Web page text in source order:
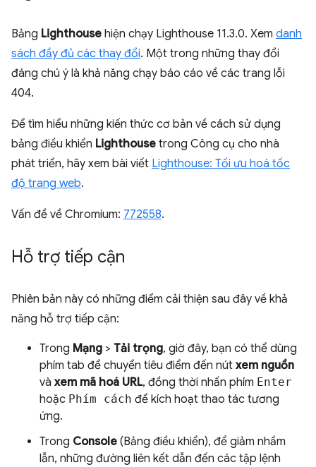
Bảng Lighthouse hiện chạy Lighthouse 11.3.0. Xem danh
sách đầy đủ các thay đổi. Một trong những thay đổi
đáng chú ý là khả năng chạy báo cáo về các trang lỗi
404.
Để tìm hiểu những kiến thức cơ bản về cách sử dụng
bảng điều khiển Lighthouse trong Công cụ cho nhà
phát triển, hãy xem bài viết Lighthouse: Tối ưu hoá tốc
độ trang web.
Vấn đề về Chromium: 772558.
Hỗ trợ tiếp cận
Phiên bản này có những điểm cải thiện sau đây về khả
năng hỗ trợ tiếp cận:
Trong Mạng > Tải trọng, giờ đây, bạn có thể dùng
phím tab để chuyển tiêu điểm đến nút xem nguồn
và xem mã hoá URL, đồng thời nhấn phím Enter
hoặc Phím cách để kích hoạt thao tác tương
ứng.
Trong Console (Bảng điều khiển), để giảm nhầm
lẫn, những đường liên kết dẫn đến các tập lệnh